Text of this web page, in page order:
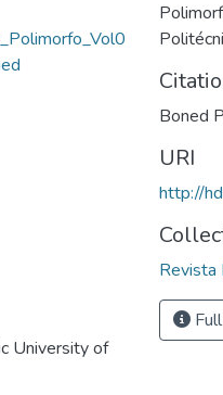
University of
Boned
URI
http://
Revista